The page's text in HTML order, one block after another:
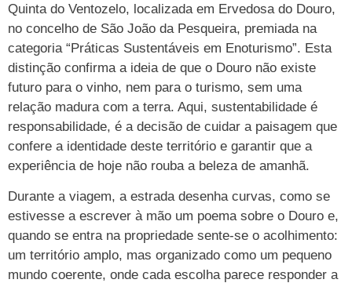
Quinta do Ventozelo, localizada em Ervedosa do Douro,
no concelho de São João da Pesqueira, premiada na
categoria “Práticas Sustentáveis em Enoturismo”. Esta
distinção confirma a ideia de que o Douro não existe
futuro para o vinho, nem para o turismo, sem uma
relação madura com a terra. Aqui, sustentabilidade é
responsabilidade, é a decisão de cuidar a paisagem que
confere a identidade deste território e garantir que a
experiência de hoje não rouba a beleza de amanhã.
Durante a viagem, a estrada desenha curvas, como se
estivesse a escrever à mão um poema sobre o Douro e,
quando se entra na propriedade sente-se o acolhimento:
um território amplo, mas organizado como um pequeno
mundo coerente, onde cada escolha parece responder a